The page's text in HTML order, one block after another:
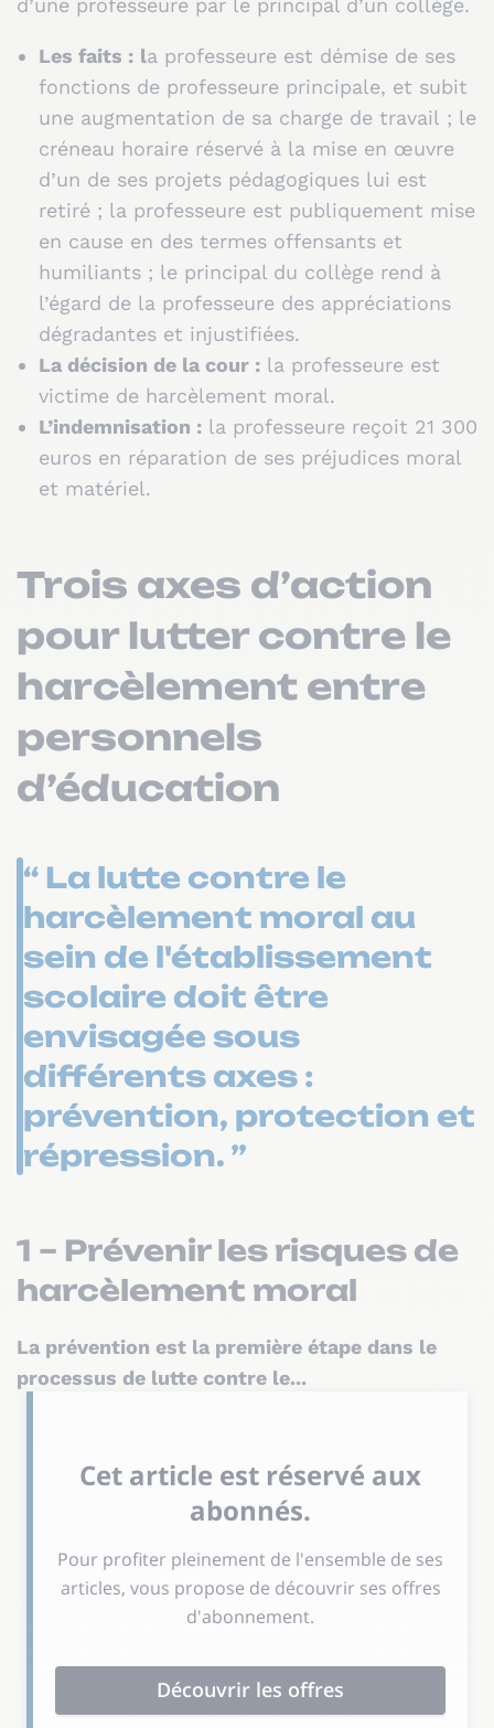
d’une professeure par le principal d’un collège.
Les faits : la professeure est démise de ses
fonctions de professeure principale, et subit
une augmentation de sa charge de travail ; le
créneau horaire réservé à la mise en œuvre
d’un de ses projets pédagogiques lui est
retiré ; la professeure est publiquement mise
en cause en des termes offensants et
humiliants ; le principal du collège rend à
l’égard de la professeure des appréciations
dégradantes et injustifiées.
La décision de la cour : la professeure est
victime de harcèlement moral.
L’indemnisation : la professeure reçoit 21 300
euros en réparation de ses préjudices moral
et matériel.
Trois axes d’action
pour lutter contre le
harcèlement entre
personnels
d’éducation
“ La lutte contre le
harcèlement moral au
sein de l'établissement
scolaire doit être
envisagée sous
différents axes :
prévention, protection et
répression. ”
1 – Prévenir les risques de
harcèlement moral
La prévention est la première étape dans le
processus de lutte contre le...